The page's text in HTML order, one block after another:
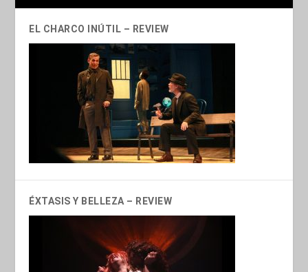
EL CHARCO INÚTIL – REVIEW
ÉXTASIS Y BELLEZA – REVIEW